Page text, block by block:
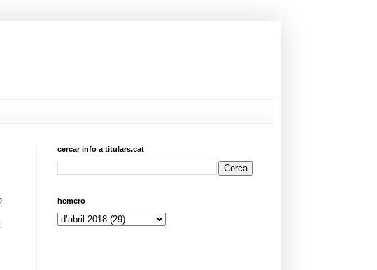
cercar info a titulars.cat
hemero